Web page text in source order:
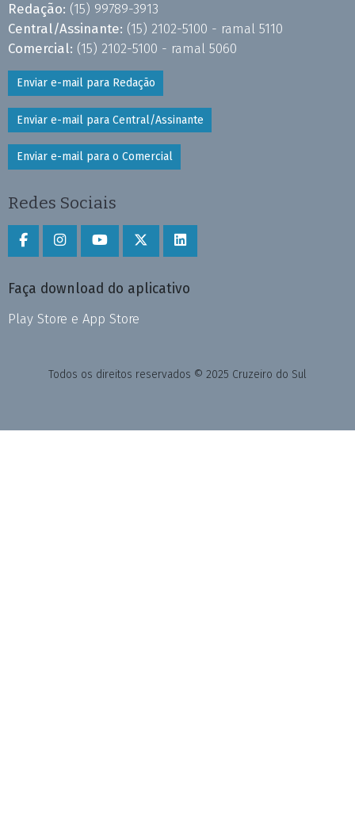
Redação: (15) 99789-3913
Central/Assinante: (15) 2102-5100 - ramal 5110
Comercial: (15) 2102-5100 - ramal 5060
Enviar e-mail para Redação
Enviar e-mail para Central/Assinante
Enviar e-mail para o Comercial
Redes Sociais
Faça download do aplicativo
Play Store e App Store
Todos os direitos reservados © 2025 Cruzeiro do Sul